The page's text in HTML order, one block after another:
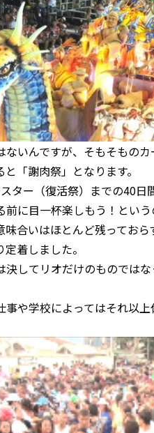
ないんですが、そもそもの
「謝肉祭」となります。
ター（復活祭）までの40
に目一杯楽しもう！という
合いはほとんど残ってお
着しました。
決してリオだけのものでは
事や学校によってはそれ以